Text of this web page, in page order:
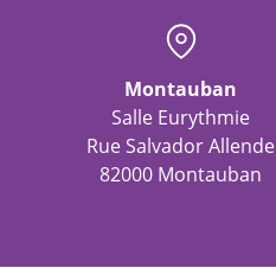
Montauban
Salle Eurythmie
Rue Salvador Allende
82000 Montauban